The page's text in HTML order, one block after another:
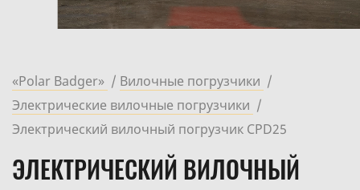
«Polar Badger»
Вилочные погрузчики
Электрические вилочные погрузчики
Электрический вилочный погрузчик CPD25
ЭЛЕКТРИЧЕСКИЙ ВИЛОЧНЫЙ